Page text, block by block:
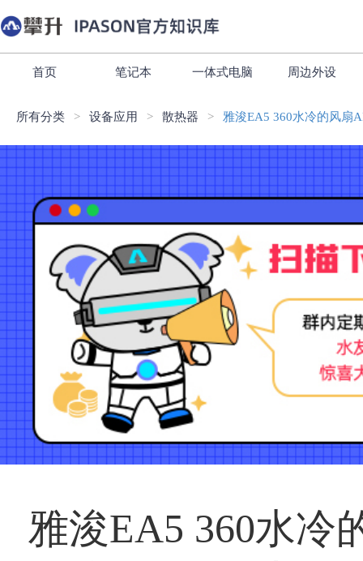
首页 笔记本 一体式电脑 周边外设
所有分类 设备应用 散热器
雅浚EA5 360水冷